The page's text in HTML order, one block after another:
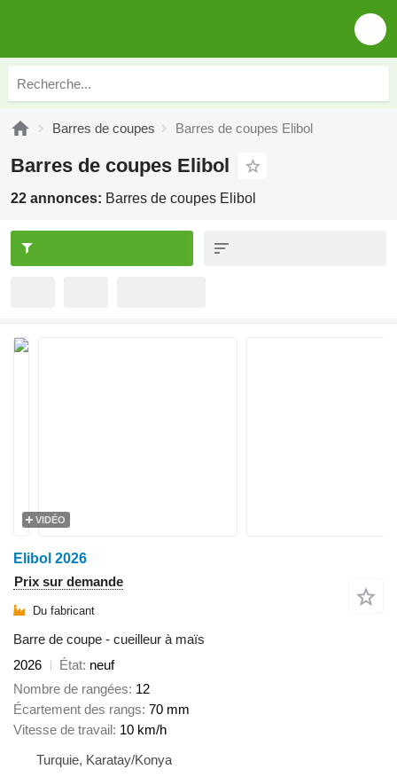
Barres de coupes Barres de coupes Elibol
Barres de coupes Elibol
22 annonces: Barres de coupes Elibol
VIDÉO
Elibol 2026
Prix sur demande
Du fabricant
Barre de coupe - cueilleur à maïs
2026
État neuf
Nombre de rangées 12
Écartement des rangs 70 mm
Vitesse de travail 10 km/h
Turquie, Karatay/Konya